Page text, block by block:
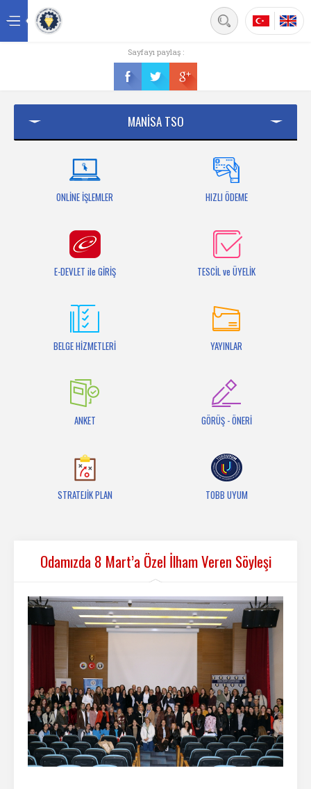
Üyelik
Bilgi Bankası
Sayfayı paylaş :
MANİSA TSO
ONLİNE İŞLEMLER HIZLI ÖDEME
E-DEVLET ile GİRİŞ TESCİL ve ÜYELİK
BELGE HİZMETLERİ YAYINLAR
ANKET GÖRÜŞ - ÖNERİ
STRATEJİK PLAN TOBB UYUM
Odamızda 8 Mart’a Özel İlham Veren Söyleşi